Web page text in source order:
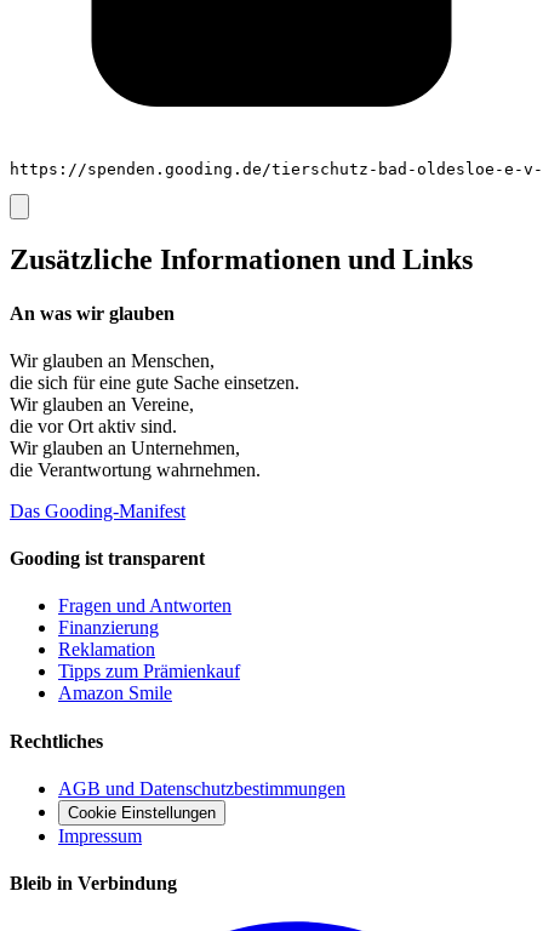
https://spenden.gooding.de/tierschutz-bad-oldesloe-e-v-
Zusätzliche Informationen und Links
An was wir glauben
Wir glauben an Menschen,
die sich für eine gute Sache einsetzen.
Wir glauben an Vereine,
die vor Ort aktiv sind.
Wir glauben an Unternehmen,
die Verantwortung wahrnehmen.
Das Gooding-Manifest
Gooding ist transparent
Fragen und Antworten
Finanzierung
Reklamation
Tipps zum Prämienkauf
Amazon Smile
Rechtliches
AGB und Datenschutzbestimmungen
Cookie Einstellungen
Impressum
Bleib in Verbindung